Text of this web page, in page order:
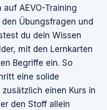
AEVO-Training
Übungsfragen und
du dein Wissen
mit den Lernkarten
Begriffe ein. So
eine solide
einen Kurs in
den Stoff allein